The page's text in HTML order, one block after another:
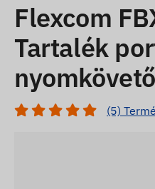
Flexcom
Tartalék
(5)